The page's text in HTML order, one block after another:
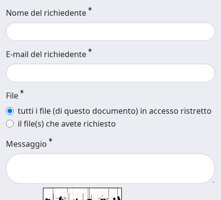
Nome del richiedente
E-mail del richiedente
File
tutti i file (di questo documento) in accesso ristretto
il file(s) che avete richiesto
Messaggio